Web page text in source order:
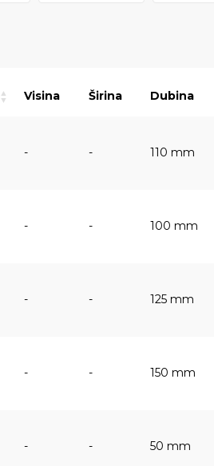
Visina Širina Dubina
- - 110 mm
- - 100 mm
- - 125 mm
- - 150 mm
- - 50 mm